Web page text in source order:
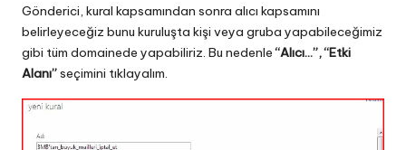
Gönderici, kural kapsamından sonra alıcı kapsamını
belirleyeceğiz bunu kuruluşta kişi veya gruba yapabileceğimiz
gibi tüm domainede yapabiliriz. Bu nedenle“Alıcı…”, “Etki
Alanı”seçimini tıklayalım.